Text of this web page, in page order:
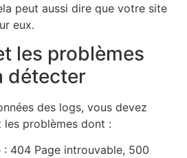
peut aussi dire que votre site
eux.
les problèmes
détecter
des logs, vous devez
problèmes dont :
: 404 Page introuvable, 500